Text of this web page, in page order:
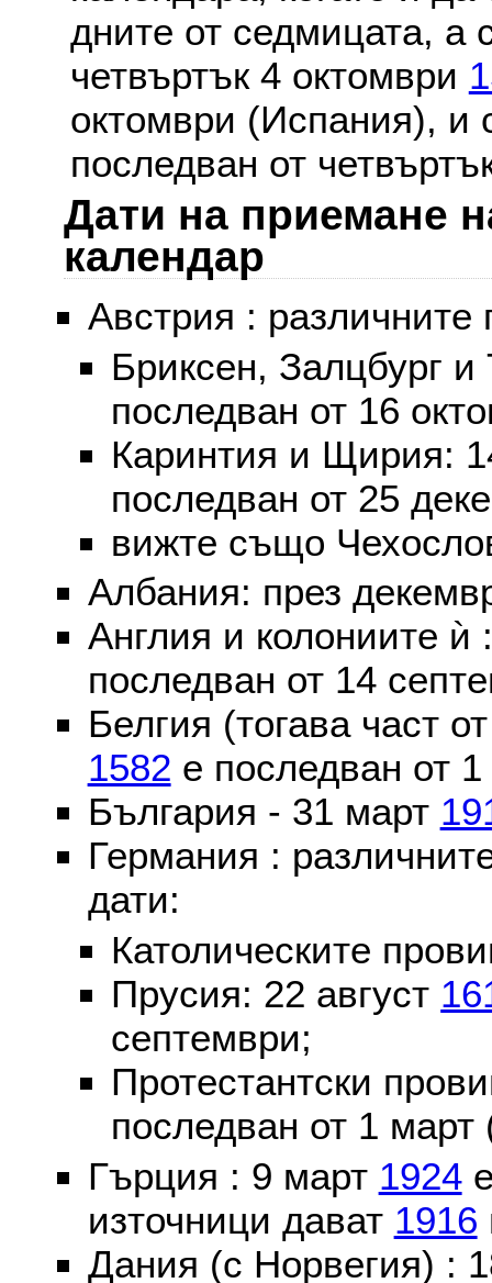
дните от седмицата, а
четвъртък 4 октомври
октомври (Испания), и
последван от
Дати на приемане
календар
Австрия :
Бриксен, Залцбург
последван от 16
Каринтия и Щирия:
последван от 25
вижте също
Албания: през
Англия и колониите
последван от 14
Белгия (тогава част
1582 е последван от
България - 31 март
Германия :
дати:
Католическите
Прусия: 22 август
септември;
Протестантски
последван от 1 март
Гърция : 9 март 1924е
източници дават 1916
Дания (с Норвегия) :